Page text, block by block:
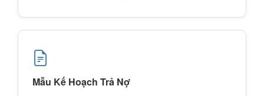
Mẫu Kế Hoạch Trả Nợ